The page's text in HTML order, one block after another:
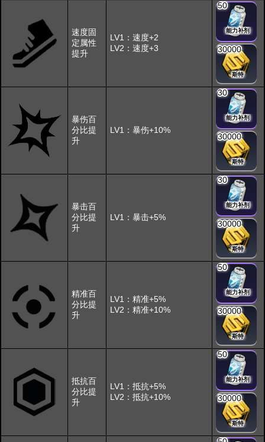
速度固
定属性
提升
LV1：速度+2
LV2：速度+3
50
能力补剂
30000
斯特
暴伤百
分比提
升
LV1：暴伤+10%
30
能力补剂
30000
斯特
暴击百
分比提
升
LV1：暴击+5%
30
能力补剂
30000
斯特
精准百
分比提
升
LV1：精准+5%
LV2：精准+10%
50
能力补剂
30000
斯特
抵抗百
分比提
升
LV1：抵抗+5%
LV2：抵抗+10%
50
能力补剂
30000
斯特